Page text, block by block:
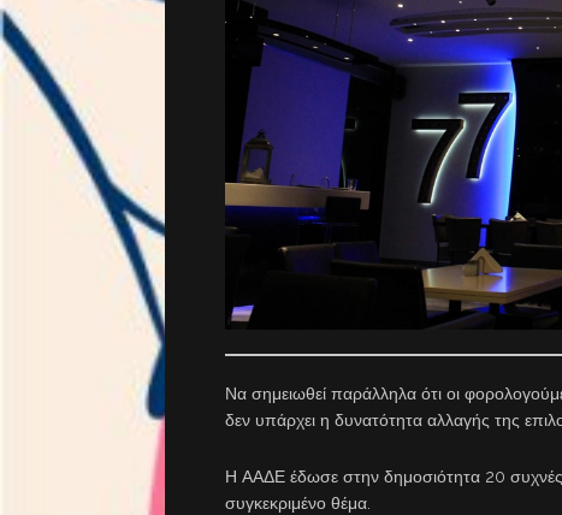
Να σημειωθεί παράλληλα ότι οι
δεν υπάρχει η δυνατότητα αλλαγής της
Η ΑΑΔΕ έδωσε στην δημοσιότητα 20 συχνές
συγκεκριμένο θέμα.